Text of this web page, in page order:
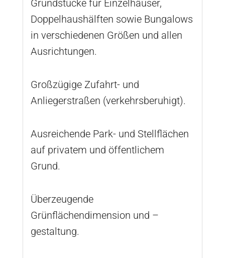
Grundstücke für Einzelhäuser,
Doppelhaushälften sowie Bungalows
in verschiedenen Größen und allen
Ausrichtungen.
Großzügige Zufahrt- und
Anliegerstraßen (verkehrsberuhigt).
Ausreichende Park- und Stellflächen
auf privatem und öffentlichem
Grund.
Überzeugende
Grünflächendimension und –
gestaltung.